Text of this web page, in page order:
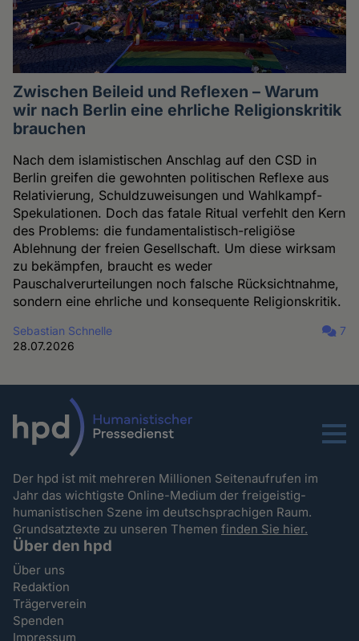
Zwischen Beileid und Reflexen – Warum
wir nach Berlin eine ehrliche Religionskritik
brauchen
Nach dem islamistischen Anschlag auf den CSD in
Berlin greifen die gewohnten politischen Reflexe aus
Relativierung, Schuldzuweisungen und Wahlkampf-
Spekulationen. Doch das fatale Ritual verfehlt den Kern
des Problems: die fundamentalistisch-religiöse
Ablehnung der freien Gesellschaft. Um diese wirksam
zu bekämpfen, braucht es weder
Pauschalverurteilungen noch falsche Rücksichtnahme,
sondern eine ehrliche und konsequente Religionskritik.
Sebastian Schnelle
28.07.2026
7
Menu
Der hpd ist mit mehreren Millionen Seitenaufrufen im
Jahr das wichtigste Online-Medium der freigeistig-
humanistischen Szene im deutschsprachigen Raum.
Grundsatztexte zu unseren Themenfinden Sie hier.
Über den hpd
Über uns
Redaktion
Trägerverein
Spenden
Impressum